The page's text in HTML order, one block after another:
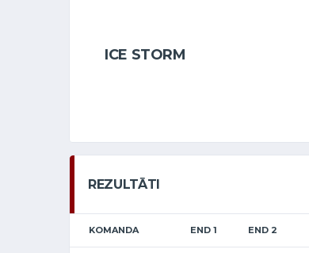
ICE STORM
REZULTĀTI
KOMANDA END 1 END 2